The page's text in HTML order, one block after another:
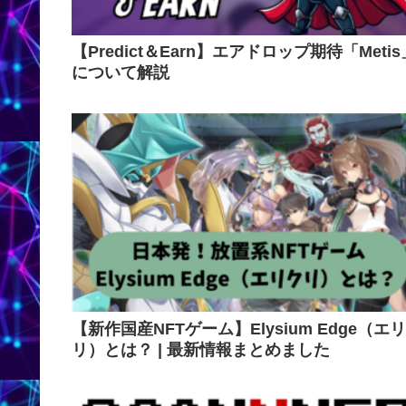
【Predict＆Earn】エアドロップ期待「Metis
について解説
【新作国産NFTゲーム】Elysium Edge（エ
リ）とは？ | 最新情報まとめました